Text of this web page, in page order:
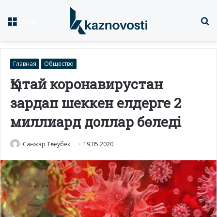
Главная Общество
Қытай коронавирустан
зардап шеккен елдерге 2
миллиард доллар бөледі
Санжар Төлеубек 19.05.2020